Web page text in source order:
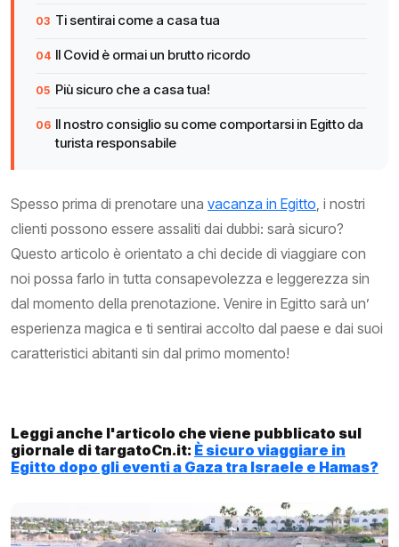
Ti sentirai come a casa tua
Il Covid è ormai un brutto ricordo
Più sicuro che a casa tua!
Il nostro consiglio su come comportarsi in Egitto da
turista responsabile
Spesso prima di prenotare una vacanza in Egitto, i nostri
clienti possono essere assaliti dai dubbi: sarà sicuro?
Questo articolo è orientato a chi decide di viaggiare con
noi possa farlo in tutta consapevolezza e leggerezza sin
dal momento della prenotazione. Venire in Egitto sarà un’
esperienza magica e ti sentirai accolto dal paese e dai suoi
caratteristici abitanti sin dal primo momento!
Leggi anche l'articolo che viene pubblicato sul
giornale di targatoCn.it: È sicuro viaggiare in
Egitto dopo gli eventi a Gaza tra Israele e Hamas?